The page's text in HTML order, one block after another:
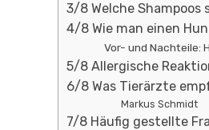
3/8 Welche
4/8 Wie man einen
Vor- und Nachteile:
5/8 Allergische
6/8 Was Tierärzte
Markus Schmidt
7/8 Häufig gestellte